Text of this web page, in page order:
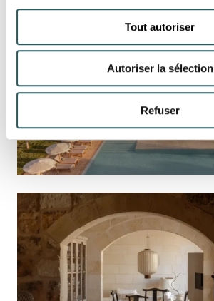
Tout autoriser
Autoriser la sélection
Refuser